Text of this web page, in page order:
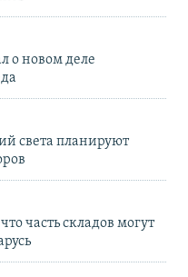
о новом деле
света планируют
часть складов могут